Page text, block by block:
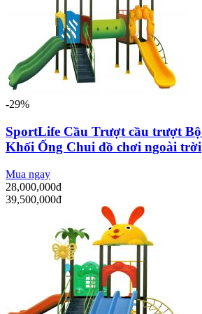
-29%
SportLife Cầu Trượt cầu trượt
Khối Ống Chui đồ chơi ngoài trời
Mua ngay
28,000,000đ
39,500,000đ